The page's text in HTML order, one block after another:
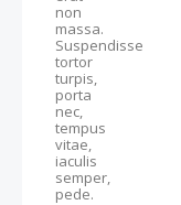
non
massa.
Suspendisse
tortor
turpis,
porta
nec,
tempus
vitae,
iaculis
semper,
pede.